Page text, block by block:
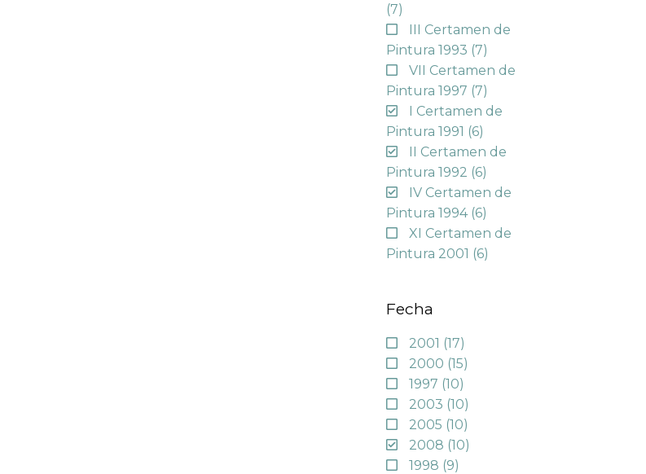
(7)
III Certamen de
Pintura 1993 (7)
VII Certamen de
Pintura 1997 (7)
I Certamen de
Pintura 1991 (6)
II Certamen de
Pintura 1992 (6)
IV Certamen de
Pintura 1994 (6)
XI Certamen de
Pintura 2001 (6)
Fecha
2001 (17)
2000 (15)
1997 (10)
2003 (10)
2005 (10)
2008 (10)
1998 (9)